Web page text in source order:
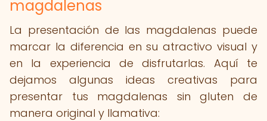
magdalenas
La presentación de las magdalenas puede
marcar la diferencia en su atractivo visual y
en la experiencia de disfrutarlas. Aquí te
dejamos algunas ideas creativas para
presentar tus magdalenas sin gluten de
manera original y llamativa: